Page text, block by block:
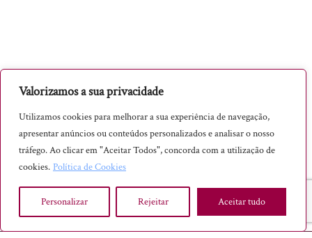
Valorizamos a sua privacidade
Utilizamos cookies para melhorar a sua experiência de navegação,
apresentar anúncios ou conteúdos personalizados e analisar o nosso
tráfego. Ao clicar em "Aceitar Todos", concorda com a utilização de
cookies. Política de Cookies
Personalizar Rejeitar Aceitar tudo
Sal
Saqueta Aromática
Vinho